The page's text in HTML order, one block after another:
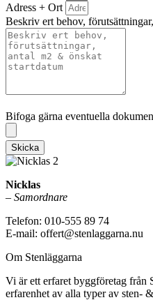
Adress + Ort
Beskriv ert behov,
Bifoga gärna eventuella
Skicka
Nicklas
– Samordnare
Telefon: 010-555 89 74
E-mail: offert@stenlaggarna.nu
Om Stenläggarna
Vi är ett erfaret byggföretag från
erfarenhet av alla typer av sten-